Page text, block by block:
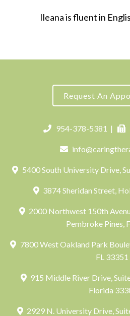
Ileana is fluent in
Request An
954-378-5381 |
5400 South University Drive,
3874 Sheridan Street,
2000 Northwest 150th
Pembroke Pines,
7800 West Oakland Park
FL 33351
915 Middle River Drive,
Florida
2929 N. University Drive,